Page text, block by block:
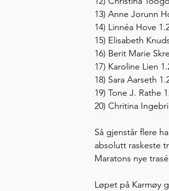
13) Anne Jorunn
14) Linnéa Hove
15) Elisabeth
16) Berit Marie
17) Karoline Lien
18) Sara Aarseth
19) Tone J. Rathe
20) Chritina
Så gjenstår flere
absolutt raskeste
Maratons nye
Løpet på Karmøy